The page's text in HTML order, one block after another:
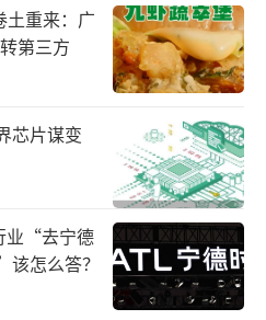
司，该公司于2017年成
不难发现，曾经的敷尔
域的优先布局，短短几
公司。
尔佳主营产品包括医疗
爽肤水、精华、乳液等
医用类敷料产品（当时
颇受欢迎。
土重来：广
第三方
芯片谋变
业“去宁德
怎么答？